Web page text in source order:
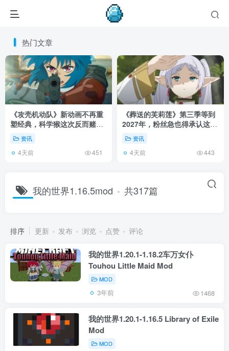
热门文章
《攻壳机动队》新动画不再重
塑经典，科学猴这次反而赌对
了！资讯
4天前 451
《葬送的芙莉莲》第三季等到
2027年，粉丝急也得承认这次
慢得有道理！
资讯
4天前 443
我的世界1.16.5mod 共317篇
排序 更新 发布 浏览 点赞 评论
我的世界1.20.1-1.18.2车万女仆
Touhou Little Maid Mod
MOD
3年前 1468
我的世界1.20.1-1.16.5 Library of Exile
Mod
MOD